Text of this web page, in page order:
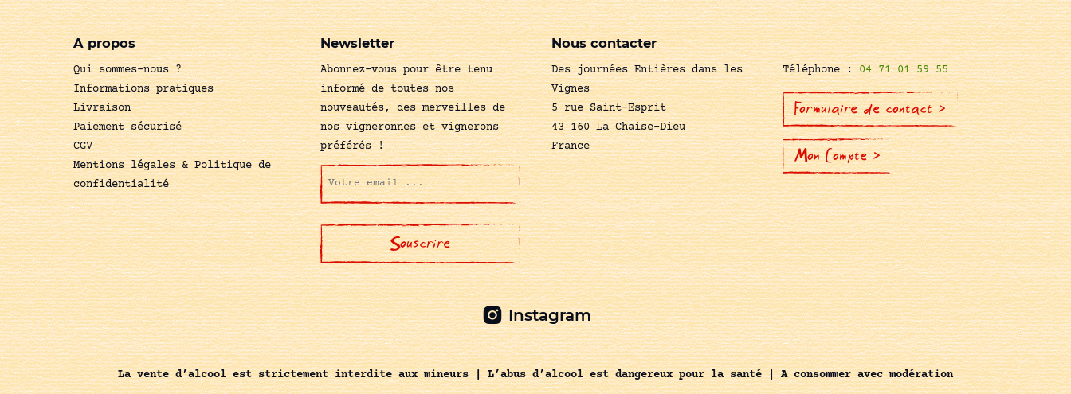
A propos
Qui sommes-nous ?
Informations pratiques
Livraison
Paiement sécurisé
CGV
Mentions légales & Politique de
confidentialité
Newsletter
Abonnez-vous pour être tenu
informé de toutes nos
nouveautés, des merveilles de
nos vigneronnes et vignerons
préférés !
Nous contacter
Des journées Entières dans les
Vignes
5 rue Saint-Esprit
43 160 La Chaise-Dieu
France
Téléphone :04 71 01 59 55
Formulaire de contact >
Mon Compte >
Instagram
La vente d’alcool est strictement interdite aux mineurs | L’abus d’alcool est dangereux pour la santé | A consommer avec modération